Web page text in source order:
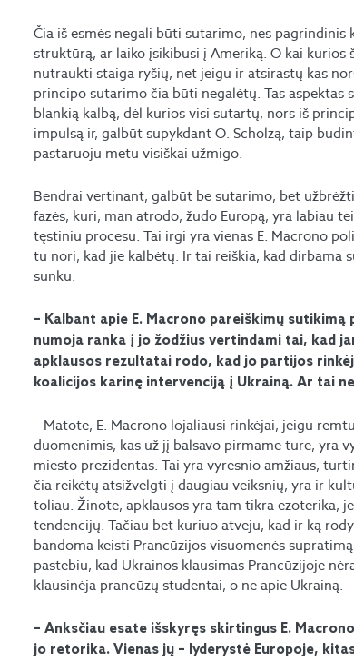
Čia iš esmės negali būti sutarimo, nes
struktūrą, ar laiko įsikibusi į Ameriką. O kai kurios
nutraukti staiga ryšių, net jeigu ir atsirastų kas
principo sutarimo čia būti negalėtų. Tas aspektas
blankią kalbą, dėl kurios visi sutartų, nors iš
impulsą ir, galbūt supykdant O. Scholzą, taip
pastaruoju metu visiškai užmigo.
Bendrai vertinant, galbūt be sutarimo, bet
fazės, kuri, man atrodo, žudo Europą, yra labiau
tęstiniu procesu. Tai irgi yra vienas E. Macrono
tu nori, kad jie kalbėtų. Ir tai reiškia, kad dirbama
sunku.
– Kalbant apie E. Macrono pareiškimų
numoja ranka į jo žodžius vertindami tai, kad
apklausos rezultatai rodo, kad jo partijos
koalicijos karinę intervenciją į Ukrainą. Ar tai
– Matote, E. Macrono lojaliausi rinkėjai, jeigu
duomenimis, kas už jį balsavo pirmame ture, yra
miesto prezidentas. Tai yra vyresnio amžiaus,
čia reikėtų atsižvelgti į daugiau veiksnių, yra ir
toliau. Žinote, apklausos yra tam tikra ezoterika,
tendencijų. Tačiau bet kuriuo atveju, kad ir ką
bandoma keisti Prancūzijos visuomenės
pastebiu, kad Ukrainos klausimas Prancūzijoje
klausinėja prancūzų studentai, o ne apie Ukrainą.
– Anksčiau esate išskyręs skirtingus E.
jo retorika. Vienas jų – lyderystė Europoje,